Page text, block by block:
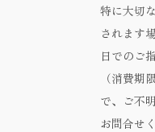
特に大切
されます
日でのご
（消費期
で、ご不
お問合せ